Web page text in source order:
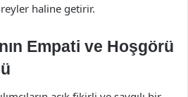
haline getirir.
Empati ve Hoşgörü